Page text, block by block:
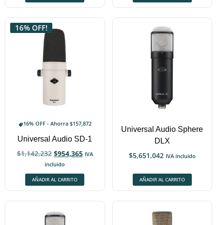
16% OFF!
16% OFF - Ahorra $157,872
Universal Audio SD-1
$1,142,232 $954,365 IVA
incluido
AÑADIR AL CARRITO
Universal Audio Sphere
DLX
$5,651,042 IVA incluido
AÑADIR AL CARRITO